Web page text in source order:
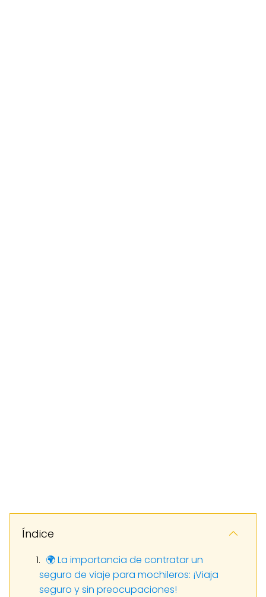
Índice
🌍 La importancia de contratar un
seguro de viaje para mochileros: ¡Viaja
seguro y sin preocupaciones!